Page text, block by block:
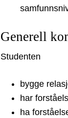
Generell
Studenten
bygge
har
ha